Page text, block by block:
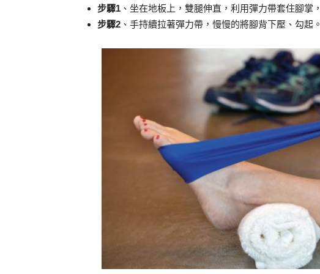
步驟1 、坐在地板上，雙腿伸直，利用彈力帶套住腳掌
步驟2 、手持續拉著彈力帶，慢慢的將腳背下壓、勾起